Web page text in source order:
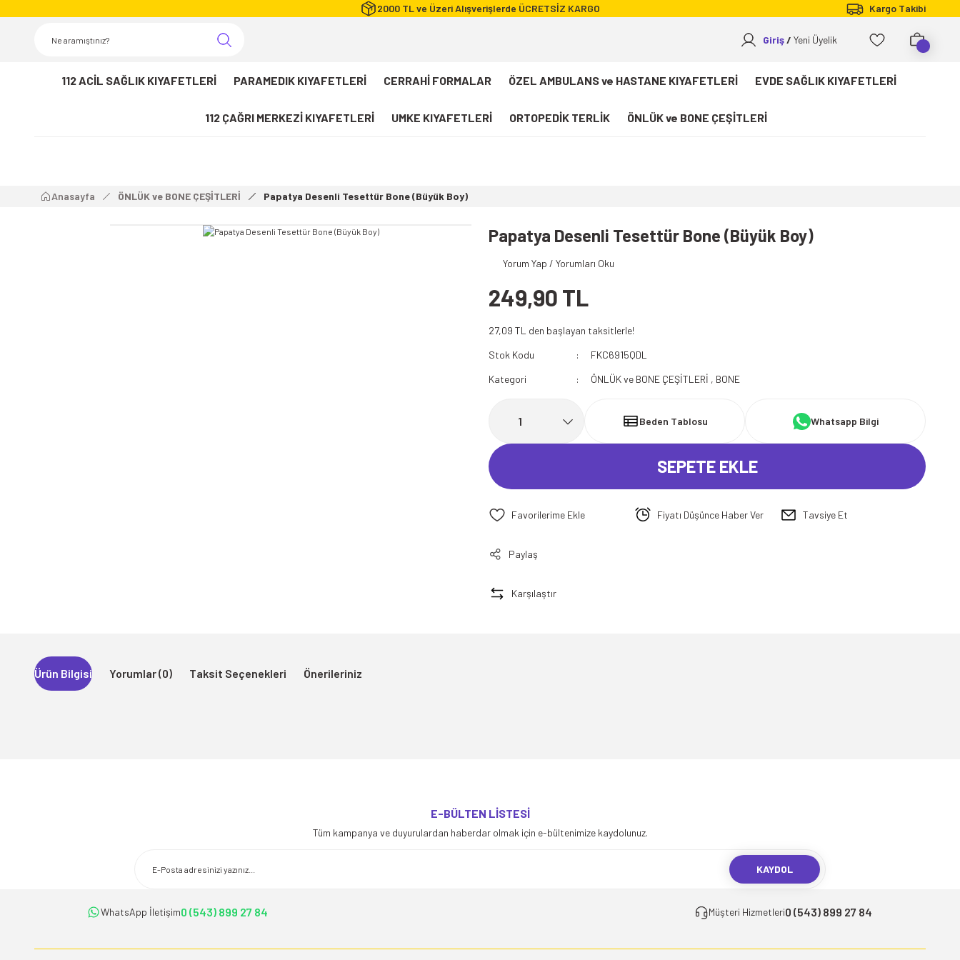
2000 TL ve Üzeri Alışverişlerde ÜCRETSİZ KARGO Kargo Takibi
Giriş Yeni Üyelik
112 ACİL SAĞLIK KIYAFETLERİ PARAMEDIK KIYAFETLERİ CERRAHİ FORMALAR ÖZEL AMBULANS ve HASTANE KIYAFETLERİ EVDE SAĞLIK KIYAFETLERİ
112 ÇAĞRI MERKEZİ KIYAFETLERİ UMKE KIYAFETLERİ ORTOPEDİK TERLİK ÖNLÜK ve BONE ÇEŞİTLERİ
Paramedik T-shirt
112 Paramedik Yelek
112 Acil Sağlık Polar
Paramedik Swit
Anasayfa ÖNLÜK ve BONE ÇEŞİTLERİ Papatya Desenli Tesettür Bone (Büyük Boy)
Papatya Desenli Tesettür Bone (Büyük Boy)
Yorum Yap / Yorumları Oku
249,90 TL
27,09 TL den başlayan taksitlerle!
Stok Kodu
FKC6915QDL
Kategori
ÖNLÜK ve BONE ÇEŞİTLERİ , BONE
Beden Tablosu Whatsapp Bilgi
SEPETE EKLE
Fiyatı Düşünce Haber Ver Tavsiye Et
Paylaş
Karşılaştır
Ürün Bilgisi Yorumlar (0) Taksit Seçenekleri Önerileriniz
Ürün açıklamasında eksik bilgiler bulunuyor.
Ürün fiyatı diğer sitelerden daha pahalı.
E-BÜLTEN LİSTESİ
Tüm kampanya ve duyurulardan haberdar olmak için e-bültenimize kaydolunuz.
KAYDOL
WhatsApp İletişim0 (543) 899 27 84 Müşteri Hizmetleri0 (543) 899 27 84